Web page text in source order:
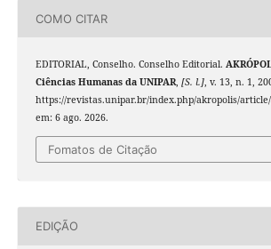
COMO CITAR
EDITORIAL, Conselho. Conselho Editorial.
Ciências Humanas da UNIPAR, [S. l.], v. 13, n. 1,
https://revistas.unipar.br/index.php/akropolis/article/
em: 6 ago. 2026.
Fomatos de Citação
EDIÇÃO